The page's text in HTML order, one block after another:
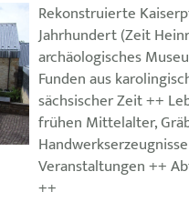
Rekonstruierte
Jahrhundert (Zeit
archäologisches
Funden aus
sächsischer Zeit ++
frühen Mittelalter,
Veranstaltungen ++
++